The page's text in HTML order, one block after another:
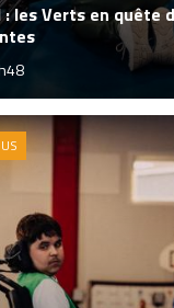
les Verts en quête